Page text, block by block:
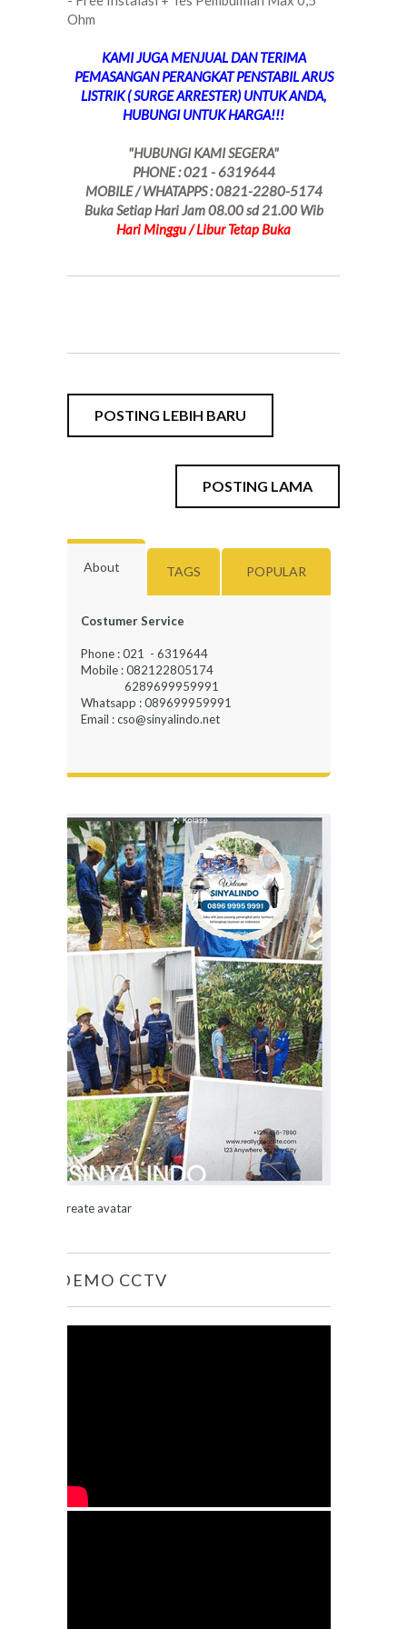
Ohm
KAMI JUGA MENJUAL DAN TERIMA
PEMASANGAN PERANGKAT PENSTABIL ARUS
LISTRIK ( SURGE ARRESTER) UNTUK ANDA,
HUBUNGI UNTUK HARGA!!!
"HUBUNGI KAMI SEGERA"
PHONE : 021 - 6319644
MOBILE / WHATAPPS : 0821-2280-5174
Buka Setiap Hari Jam 08.00 sd 21.00 Wib
Hari Minggu / Libur Tetap Buka
POSTING LEBIH BARU
POSTING LAMA
About TAGS POPULAR
Costumer Service
Phone : 021 - 6319644
Mobile : 082122805174
6289699959991
Whatsapp : 089699959991
Email : cso@sinyalindo.net
Create avatar
DEMO CCTV